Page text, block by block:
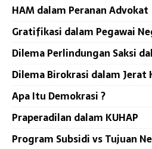
HAM dalam Peranan Advokat
Gratifikasi dalam Pegawai
Dilema Perlindungan Saksi
Dilema Birokrasi dalam Jerat
Apa Itu Demokrasi ?
Praperadilan dalam KUHAP
Program Subsidi vs Tujuan